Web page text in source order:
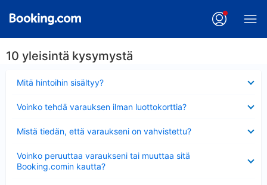
10 yleisintä kysymystä
Mitä hintoihin sisältyy?
Voinko tehdä varauksen ilman luottokorttia?
Mistä tiedän, että varaukseni on vahvistettu?
Voinko peruuttaa varaukseni tai muuttaa sitä
Booking.comin kautta?